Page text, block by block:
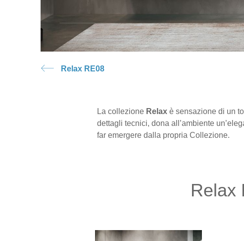
Relax RE08
La collezione Relaxè sensazione di un
dettagli tecnici, dona all’ambiente
far emergere dalla propria Collezione.
Relax